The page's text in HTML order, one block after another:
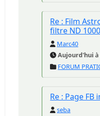
Re : Film
filtre ND
Marc40
Aujourd'hui à
FORUM
Re : Page FB
seba